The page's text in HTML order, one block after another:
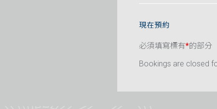
現在預約
必須填寫標有*的部分
Bookings are closed